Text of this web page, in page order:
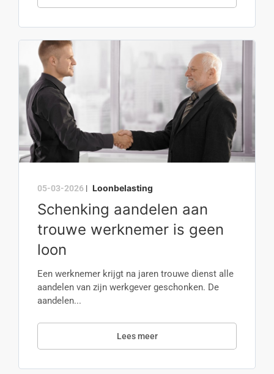
05-03-2026 | Loonbelasting
Schenking aandelen aan
trouwe werknemer is geen
loon
Een werknemer krijgt na jaren trouwe dienst alle
aandelen van zijn werkgever geschonken. De
aandelen...
Lees meer